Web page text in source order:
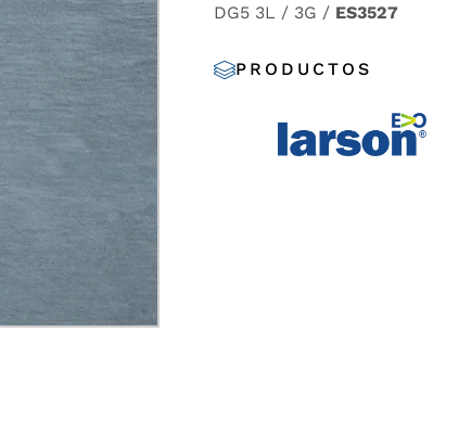
DG5 3L / 3G / ES3527
PRODUCTOS